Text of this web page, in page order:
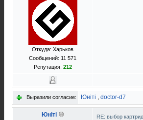
Откуда: Харьков
Сообщений: 11 571
Репутация: 212
Выразили согласие: Юнiтi , doctor-d7
Юнiтi RE: выбор